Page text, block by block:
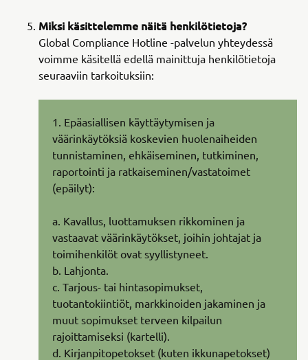
Miksi käsittelemme näitä henkilötietoja?
Global Compliance Hotline -palvelun yhteydessä
voimme käsitellä edellä mainittuja henkilötietoja
seuraaviin tarkoituksiin:
1. Epäasiallisen käyttäytymisen ja
väärinkäytöksiä koskevien huolenaiheiden
tunnistaminen, ehkäiseminen, tutkiminen,
raportointi ja ratkaiseminen/vastatoimet
(epäilyt):
a. Kavallus, luottamuksen rikkominen ja
vastaavat väärinkäytökset, joihin johtajat ja
toimihenkilöt ovat syyllistyneet.
b. Lahjonta.
c. Tarjous- tai hintasopimukset,
tuotantokiintiöt, markkinoiden jakaminen ja
muut sopimukset terveen kilpailun
rajoittamiseksi (kartelli).
d. Kirjanpitopetokset (kuten ikkunapetokset)